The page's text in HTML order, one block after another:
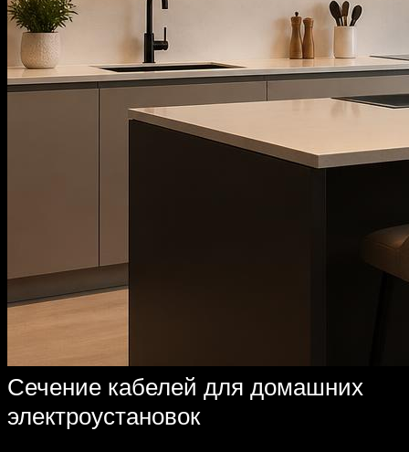
Сечение кабелей для домашних
электроустановок